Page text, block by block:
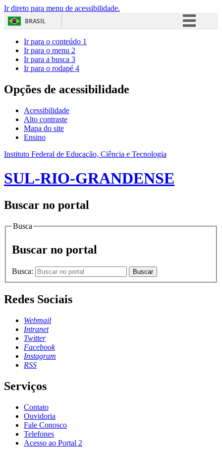
Ir direto para menu de acessibilidade.
BRASIL
Acesso à informação
Ir para o conteúdo 1
Ir para o menu 2
Ir para a busca 3
Ir para o rodapé 4
Opções de acessibilidade
Acessibilidade
Alto contraste
Mapa do site
Ensino
Instituto Federal de Educação, Ciência e Tecnologia
SUL-RIO-GRANDENSE
Buscar no portal
Busca
Buscar no portal
Busca: Buscar
Redes Sociais
Webmail
Intranet
Twitter
Facebook
Instagram
RSS
Serviços
Contato
Ouvidoria
Fale Conosco
Telefones
Acesso ao Portal 2